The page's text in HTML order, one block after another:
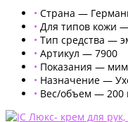
• Страна —
• Для типов кожи
• Тип средства —
• Артикул — 7900
• Показания —
• Назначение —
• Вес/объем — 200